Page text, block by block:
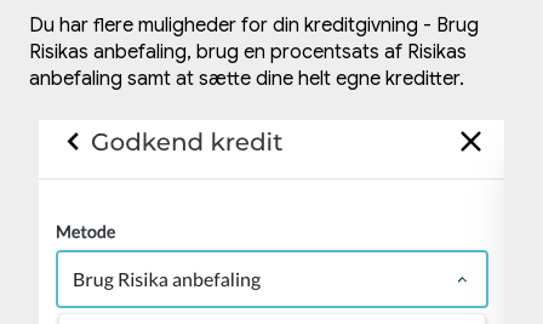
Du har flere muligheder for din kreditgivning - Brug
Risikas anbefaling, brug en procentsats af Risikas
anbefaling samt at sætte dine helt egne kreditter.